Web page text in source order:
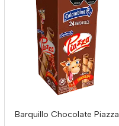
Barquillo Chocolate Piazza